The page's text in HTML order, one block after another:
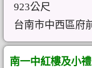
923公尺
台南市中西區府
南一中紅樓及小